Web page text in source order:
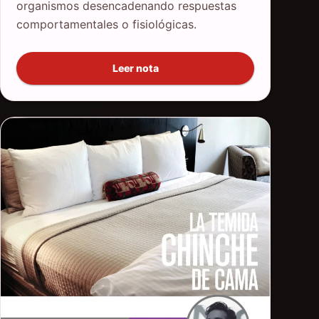
organismos desencadenando respuestas
comportamentales o fisiológicas.
Leer nota